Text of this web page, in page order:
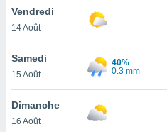
la
du
en
Vendredi
14 Août
Samedi
15 Août
40%
0.3 mm
Dimanche
16 Août